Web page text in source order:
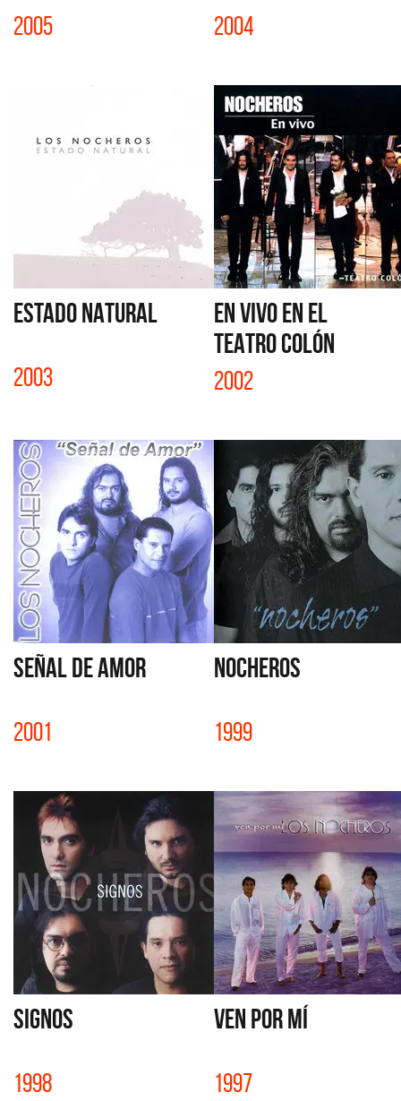
2005 2004
ESTADO NATURAL
2003
EN VIVO EN EL
TEATRO COLÓN
2002
SEÑAL DE AMOR
2001
NOCHEROS
1999
SIGNOS
1998
VEN POR MÍ
1997